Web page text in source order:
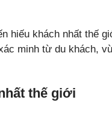
hiếu khách nhất thế
minh từ du khách,
thế giới